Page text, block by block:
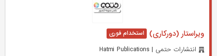
ویراستار (دورکاری)
انتشارات حتمی | Hatmi Publications